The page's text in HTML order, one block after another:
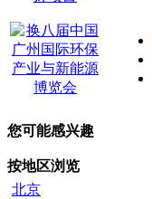
您可能感兴趣
按地区浏览
北京